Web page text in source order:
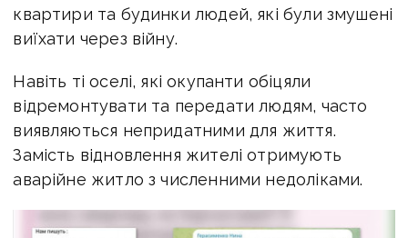
квартири та будинки людей, які були змушені
виїхати через війну.
Навіть ті оселі, які окупанти обіцяли
відремонтувати та передати людям, часто
виявляються непридатними для життя.
Замість відновлення жителі отримують
аварійне житло з численними недоліками.